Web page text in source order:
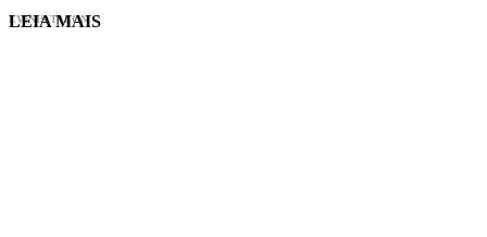
EVINIS TALON
LEIA MAIS